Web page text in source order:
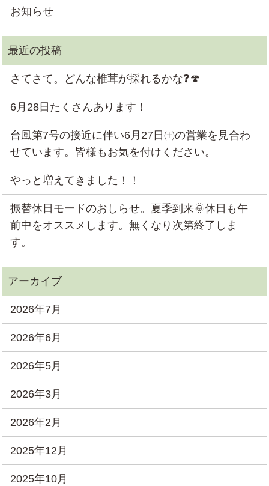
お知らせ
さてさて。どんな椎茸が採れるかな❓🍄
6月28日たくさんあります！
台風第7号の接近に伴い6月27日㈯の営業を見合わ
せています。皆様もお気を付けください。
やっと増えてきました！！
振替休日モードのおしらせ。夏季到来🌞休日も午
前中をオススメします。無くなり次第終了しま
す。
2026年7月
2026年6月
2026年5月
2026年3月
2026年2月
2025年12月
2025年10月